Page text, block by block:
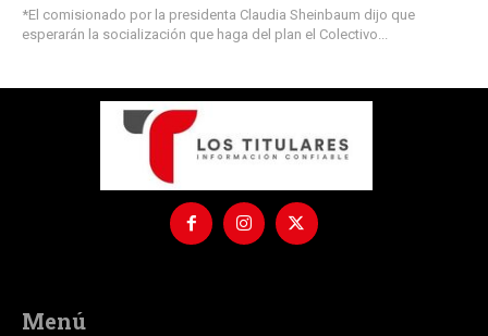
*El comisionado por la presidenta Claudia Sheinbaum dijo que
esperarán la socialización que haga del plan el Colectivo...
Menú